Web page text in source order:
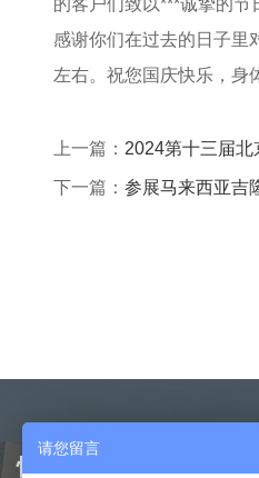
的客户们致以***诚挚的节
感谢你们在过去的日子里
左右。祝您国庆快乐，身
上一篇： 2024第十三届
下一篇： 参展马来西亚吉
快捷导航
请您留言